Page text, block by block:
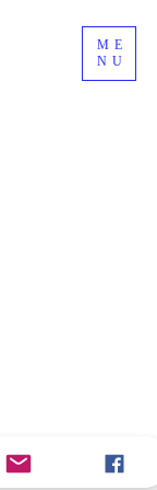
ME
NU